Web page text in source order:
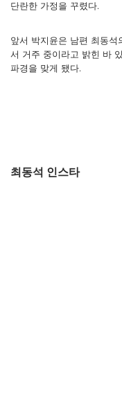
단란한 가정을 꾸렸다.
앞서 박지윤은 남편 최동석
서 거주 중이라고 밝힌 바
파경을 맞게 됐다.
최동석 인스타